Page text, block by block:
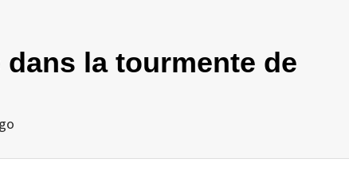
la tourmente de